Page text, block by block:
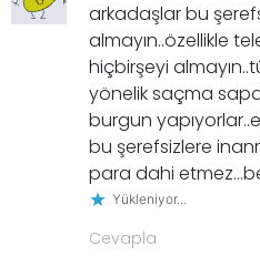
arkadaşlar bu
almayın..özellikle
hiçbirşeyi
yönelik saçma
burgun
bu şerefsizlere
para dahi
Yükleniyor...
Cevapla